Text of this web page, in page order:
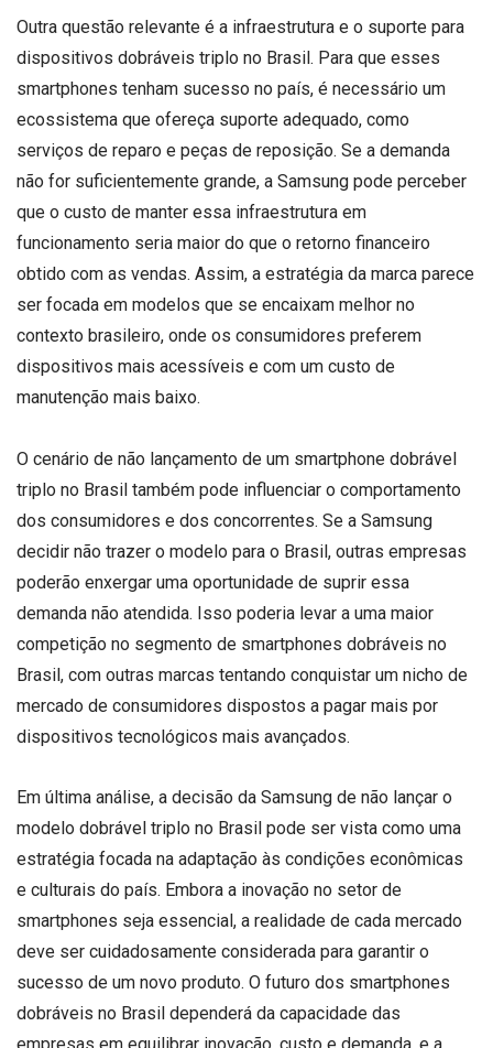
Outra questão relevante é a infraestrutura e o suporte para
dispositivos dobráveis triplo no Brasil. Para que esses
smartphones tenham sucesso no país, é necessário um
ecossistema que ofereça suporte adequado, como
serviços de reparo e peças de reposição. Se a demanda
não for suficientemente grande, a Samsung pode perceber
que o custo de manter essa infraestrutura em
funcionamento seria maior do que o retorno financeiro
obtido com as vendas. Assim, a estratégia da marca parece
ser focada em modelos que se encaixam melhor no
contexto brasileiro, onde os consumidores preferem
dispositivos mais acessíveis e com um custo de
manutenção mais baixo.
O cenário de não lançamento de um smartphone dobrável
triplo no Brasil também pode influenciar o comportamento
dos consumidores e dos concorrentes. Se a Samsung
decidir não trazer o modelo para o Brasil, outras empresas
poderão enxergar uma oportunidade de suprir essa
demanda não atendida. Isso poderia levar a uma maior
competição no segmento de smartphones dobráveis no
Brasil, com outras marcas tentando conquistar um nicho de
mercado de consumidores dispostos a pagar mais por
dispositivos tecnológicos mais avançados.
Em última análise, a decisão da Samsung de não lançar o
modelo dobrável triplo no Brasil pode ser vista como uma
estratégia focada na adaptação às condições econômicas
e culturais do país. Embora a inovação no setor de
smartphones seja essencial, a realidade de cada mercado
deve ser cuidadosamente considerada para garantir o
sucesso de um novo produto. O futuro dos smartphones
dobráveis no Brasil dependerá da capacidade das
empresas em equilibrar inovação, custo e demanda, e a